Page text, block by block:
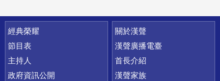
快速連結
經典榮耀
節目表
主持人
政府資訊公開
關於漢聲
漢聲廣播電臺
首長介紹
漢聲家族